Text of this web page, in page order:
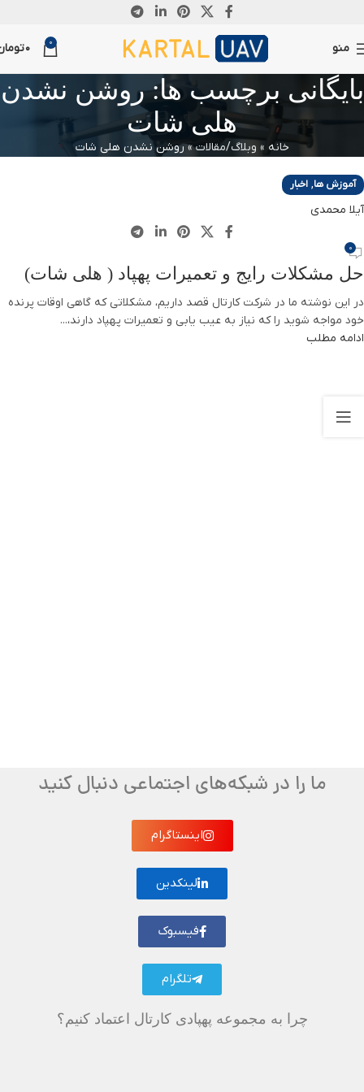
منو 0
0
بایگانی برچسب ها: روشن نشدن
هلی شات
خانه » وبلاگ/مقالات»روشن نشدن هلی شات
ژانویه
آموزش ها, اخبار
آیلا محمدی
0
حل مشکلات رایج و تعمیرات پهپاد ( هلی شات)
در این نوشته ما در شرکت کارتال قصد داریم، مشکلاتی که گاهی اوقات پرنده
خود مواجه شوید را که نیاز به عیب یابی و تعمیرات پهپاد دارند،...
ادامه مطلب
ما را در شبکه‌های اجتماعی دنبال کنید
اینستاگرام
لینکدین
فیسبوک
تلگرام
چرا به مجموعه پهپادی کارتال اعتماد کنیم؟